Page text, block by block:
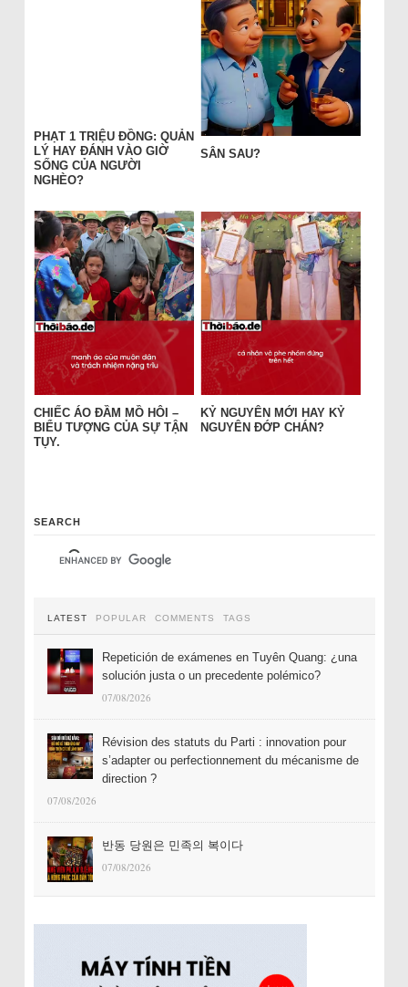
PHẠT 1 TRIỆU ĐỒNG: QUẢN
LÝ HAY ĐÁNH VÀO GIỜ
SỐNG CỦA NGƯỜI
NGHÈO?
SÂN SAU?
CHIẾC ÁO ĐẦM MỒ HÔI –
BIỂU TƯỢNG CỦA SỰ TẬN
TỤY.
KỶ NGUYÊN MỚI HAY KỶ
NGUYÊN ĐỚP CHÁN?
SEARCH
LATEST POPULAR COMMENTS TAGS
Repetición de exámenes en Tuyên Quang: ¿una
solución justa o un precedente polémico?
07/08/2026
Révision des statuts du Parti : innovation pour
s’adapter ou perfectionnement du mécanisme de
direction ?
07/08/2026
반동 당원은 민족의 복이다
07/08/2026